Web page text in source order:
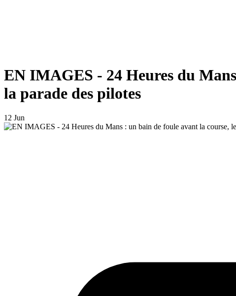
EN IMAGES - 24 Heures du
la parade des pilotes
12 Jun